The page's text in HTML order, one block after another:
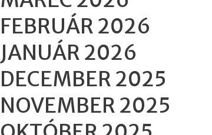
FEBRUÁR 2026
JANUÁR 2026
DECEMBER 2025
NOVEMBER 2025